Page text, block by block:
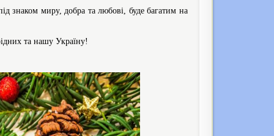
знаком миру, добра та любові, буде багатим на
та нашу Україну!